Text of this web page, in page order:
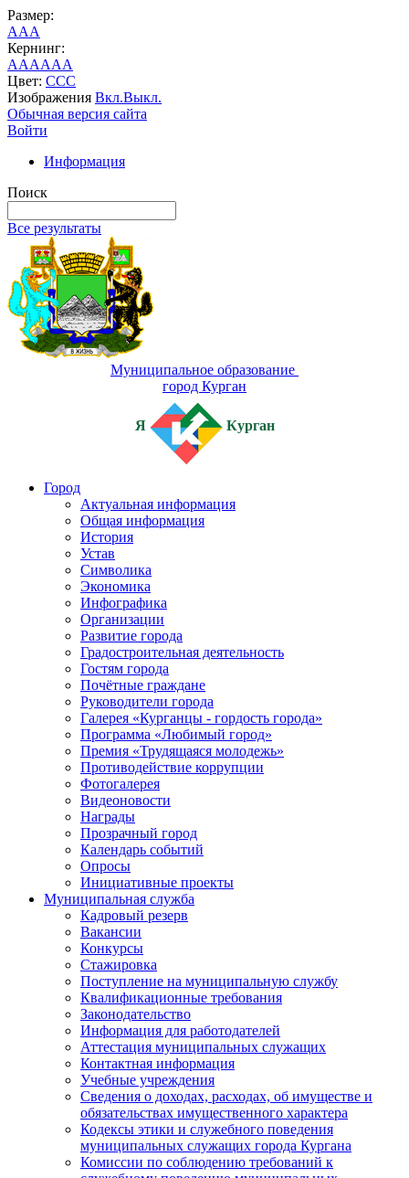
Размер:
AAA
Кернинг:
AAAAAA
Цвет: CCC
Изображения Вкл.Выкл.
Обычная версия сайта
Войти
Информация
Поиск
Все результаты
Муниципальное образование
город Курган
Я Курган
Город
Актуальная информация
Общая информация
История
Устав
Символика
Экономика
Инфографика
Организации
Развитие города
Градостроительная деятельность
Гостям города
Почётные граждане
Руководители города
Галерея «Курганцы - гордость города»
Программа «Любимый город»
Премия «Трудящаяся молодежь»
Противодействие коррупции
Фотогалерея
Видеоновости
Награды
Прозрачный город
Календарь событий
Опросы
Инициативные проекты
Муниципальная служба
Кадровый резерв
Вакансии
Конкурсы
Стажировка
Поступление на муниципальную службу
Квалификационные требования
Законодательство
Информация для работодателей
Аттестация муниципальных служащих
Контактная информация
Учебные учреждения
Сведения о доходах, расходах, об имуществе и
обязательствах имущественного характера
Кодексы этики и служебного поведения
муниципальных служащих города Кургана
Комиссии по соблюдению требований к